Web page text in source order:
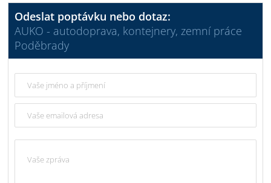
Odeslat poptávku nebo dotaz:
AUKO - autodoprava, kontejnery, zemní práce
Poděbrady